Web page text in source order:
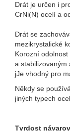
Drát je určen i
CrNi(N) ocelí a
Drát se
mezikrystalické
Korozní
a stabilizovaným
jJe vhodný pro
Někdy se
jiných typech
Tvrdost